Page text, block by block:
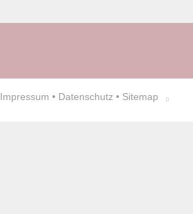
Impressum • Datenschutz • Sitemap